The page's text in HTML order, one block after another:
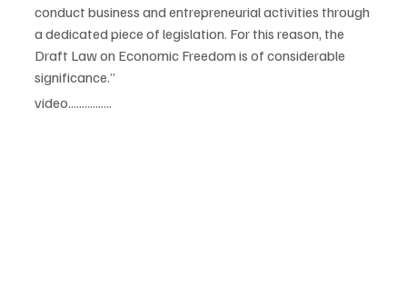
conduct business and entrepreneurial activities through
a dedicated piece of legislation. For this reason, the
Draft Law on Economic Freedom is of considerable
significance.”
video................